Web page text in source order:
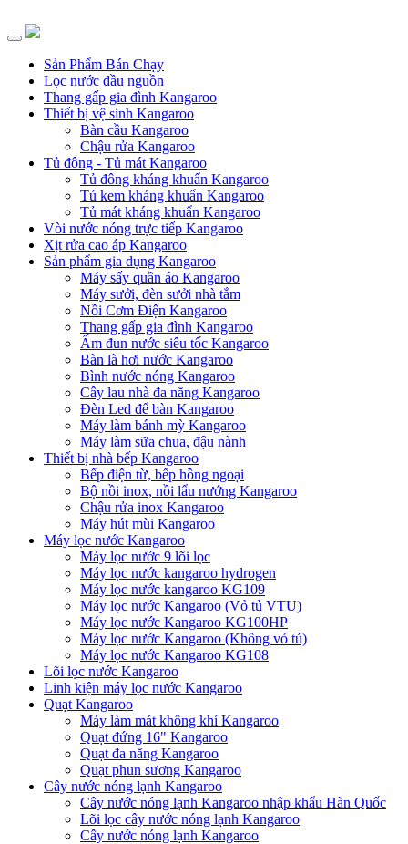
Sản Phẩm Bán Chạy
Lọc nước đầu nguồn
Thang gấp gia đình Kangaroo
Thiết bị vệ sinh Kangaroo
Bàn cầu Kangaroo
Chậu rửa Kangaroo
Tủ đông - Tủ mát Kangaroo
Tủ đông kháng khuẩn Kangaroo
Tủ kem kháng khuẩn Kangaroo
Tủ mát kháng khuẩn Kangaroo
Vòi nước nóng trực tiếp Kangaroo
Xịt rửa cao áp Kangaroo
Sản phẩm gia dụng Kangaroo
Máy sấy quần áo Kangaroo
Máy sưởi, đèn sưởi nhà tắm
Nồi Cơm Điện Kangaroo
Thang gấp gia đình Kangaroo
Ấm đun nước siêu tốc Kangaroo
Bàn là hơi nước Kangaroo
Bình nước nóng Kangaroo
Cây lau nhà đa năng Kangaroo
Đèn Led để bàn Kangaroo
Máy làm bánh mỳ Kangaroo
Máy làm sữa chua, đậu nành
Thiết bị nhà bếp Kangaroo
Bếp điện từ, bếp hồng ngoại
Bộ nồi inox, nồi lẩu nướng Kangaroo
Chậu rửa inox Kangaroo
Máy hút mùi Kangaroo
Máy lọc nước Kangaroo
Máy lọc nước 9 lõi lọc
Máy lọc nước kangaroo hydrogen
Máy lọc nước kangaroo KG109
Máy lọc nước Kangaroo (Vỏ tủ VTU)
Máy lọc nước Kangaroo KG100HP
Máy lọc nước Kangaroo (Không vỏ tủ)
Máy lọc nước Kangaroo KG108
Lõi lọc nước Kangaroo
Linh kiện máy lọc nước Kangaroo
Quạt Kangaroo
Máy làm mát không khí Kangaroo
Quạt đứng 16" Kangaroo
Quạt đa năng Kangaroo
Quạt phun sương Kangaroo
Cây nước nóng lạnh Kangaroo
Cây nước nóng lạnh Kangaroo nhập khẩu Hàn Quốc
Lõi lọc cây nước nóng lạnh Kangaroo
Cây nước nóng lạnh Kangaroo